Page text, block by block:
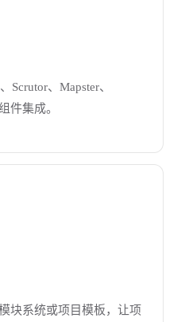
Scrutor、Mapster、
件集成。
块系统或项目模板，让项